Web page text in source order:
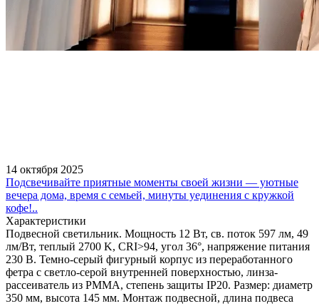
14 октября 2025
Подсвечивайте приятные моменты своей жизни — уютные
вечера дома, время с семьей, минуты уединения с кружкой
кофе!..
Характеристики
Подвесной светильник. Мощность 12 Вт, св. поток 597 лм, 49
лм/Вт, теплый 2700 K, CRI>94, угол 36°, напряжение питания
230 В. Темно-серый фигурный корпус из переработанного
фетра с светло-серой внутренней поверхностью, линза-
рассеиватель из PMMA, степень защиты IP20. Размер: диаметр
350 мм, высота 145 мм. Монтаж подвесной, длина подвеса